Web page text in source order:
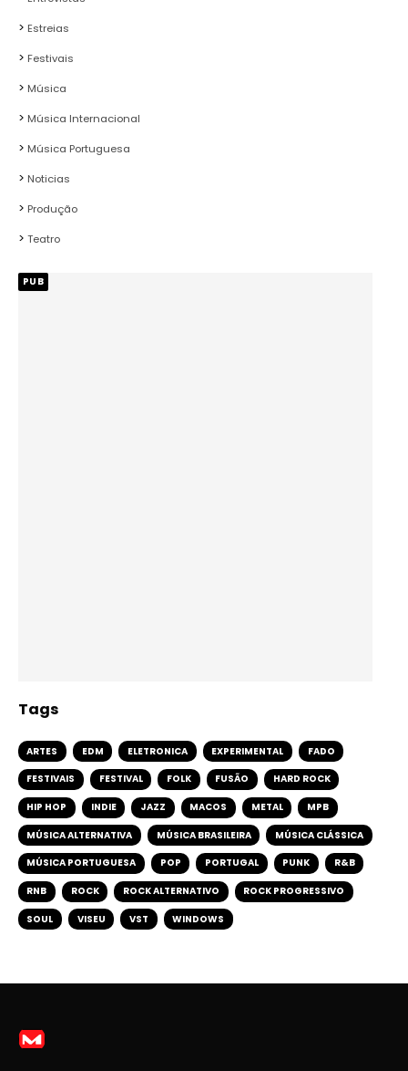
Estreias
Festivais
Música
Música Internacional
Música Portuguesa
Noticias
Produção
Teatro
PUB
Tags
ARTES EDM ELETRONICA EXPERIMENTAL FADO
FESTIVAIS FESTIVAL FOLK FUSÃO HARD ROCK
HIP HOP INDIE JAZZ MACOS METAL MPB
MÚSICA ALTERNATIVA MÚSICA BRASILEIRA MÚSICA CLÁSSICA
MÚSICA PORTUGUESA POP PORTUGAL PUNK R&B
RNB ROCK ROCK ALTERNATIVO ROCK PROGRESSIVO
SOUL VISEU VST WINDOWS